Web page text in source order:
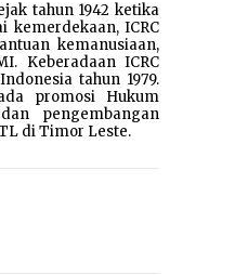
tahun 1942 ketika
kemerdekaan, ICRC
kemanusiaan,
Keberadaan ICRC
tahun 1979.
promosi Hukum
pengembangan
di Timor Leste.